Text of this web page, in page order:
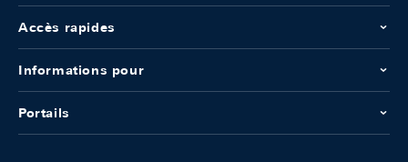
Accès rapides
Informations pour
Portails